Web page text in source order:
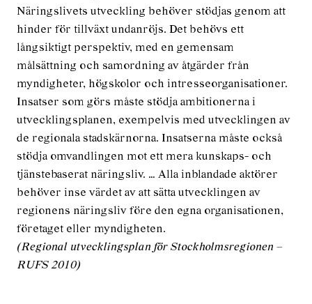
Näringslivets utveckling behöver stödjas genom att
hinder för tillväxt undanröjs. Det behövs ett
långsiktigt perspektiv, med en gemensam
målsättning och samordning av åtgärder från
myndigheter, högskolor och intresseorganisationer.
Insatser som görs måste stödja ambitionerna i
utvecklingsplanen, exempelvis med utvecklingen av
de regionala stadskärnorna. Insatserna måste också
stödja omvandlingen mot ett mera kunskaps- och
tjänstebaserat näringsliv. … Alla inblandade aktörer
behöver inse värdet av att sätta utvecklingen av
regionens näringsliv före den egna organisationen,
företaget eller myndigheten.
(Regional utvecklingsplan för Stockholmsregionen –
RUFS 2010)